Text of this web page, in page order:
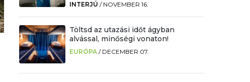
INTERJÚ / NOVEMBER 16.
Töltsd az utazási időt ágyban
alvással, minőségi vonaton!
EURÓPA / DECEMBER 07.